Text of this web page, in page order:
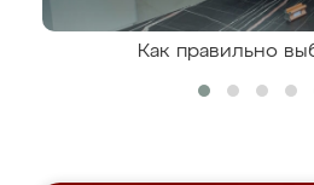
Как правильно